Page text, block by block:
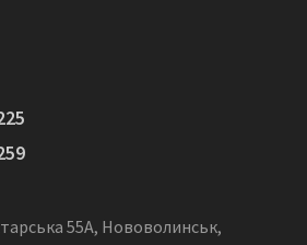
55А, Нововолинськ,